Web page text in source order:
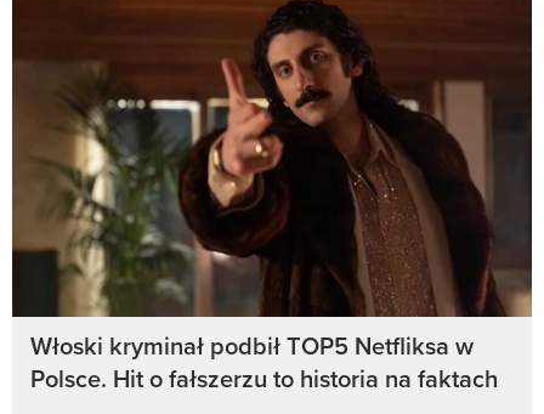
Włoski kryminał podbił TOP5 Netfliksa w
Polsce. Hit o fałszerzu to historia na faktach